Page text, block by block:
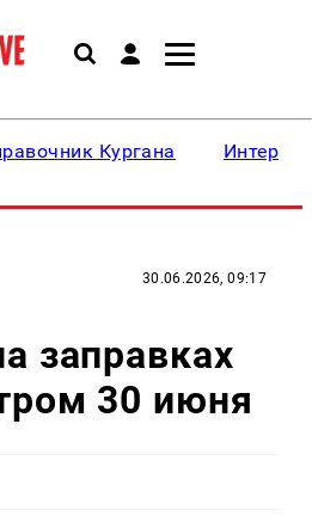
Кургана
30.06.2026, 09:17
заправках
30 июня